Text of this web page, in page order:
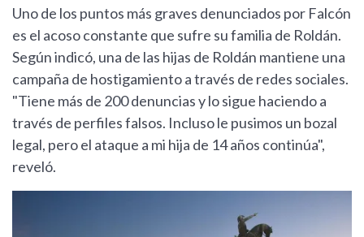
Uno de los puntos más graves denunciados por Falcón
es el acoso constante que sufre su familia de Roldán.
Según indicó, una de las hijas de Roldán mantiene una
campaña de hostigamiento a través de redes sociales.
"Tiene más de 200 denuncias y lo sigue haciendo a
través de perfiles falsos. Incluso le pusimos un bozal
legal, pero el ataque a mi hija de 14 años continúa",
reveló.